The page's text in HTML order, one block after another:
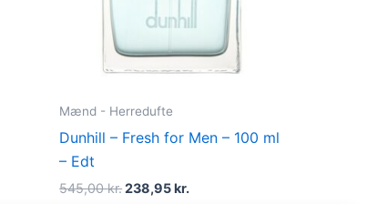
Mænd - Herredufte
Dunhill – Fresh for Men – 100 ml
– Edt
545,00kr.238,95kr.